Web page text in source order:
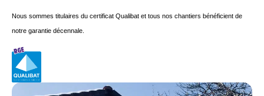
Nous sommes titulaires du certificat Qualibat et tous nos chantiers bénéficient de
notre garantie décennale.